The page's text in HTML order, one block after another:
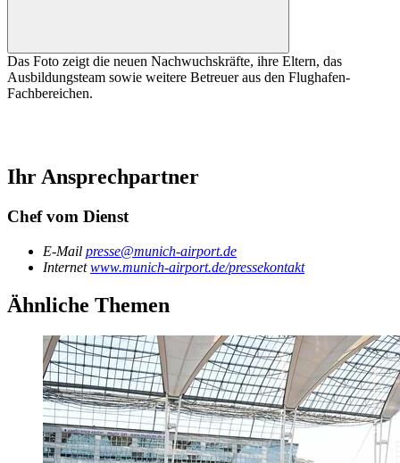
Das Foto zeigt die neuen Nachwuchskräfte, ihre Eltern, das
Ausbildungsteam sowie weitere Betreuer aus den Flughafen-
Fachbereichen.
Ihr Ansprechpartner
Chef vom Dienst
E-Mail presse@munich-airport.de
Internet www.munich-airport.de/pressekontakt
Ähnliche Themen